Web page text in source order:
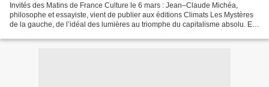
Invités des Matins de France Culture le 6 mars : Jean–Claude Michéa,
philosophe et essayiste, vient de publier aux éditions Climats Les Mystères
de la gauche, de l’idéal des lumières au triomphe du capitalisme absolu. Et